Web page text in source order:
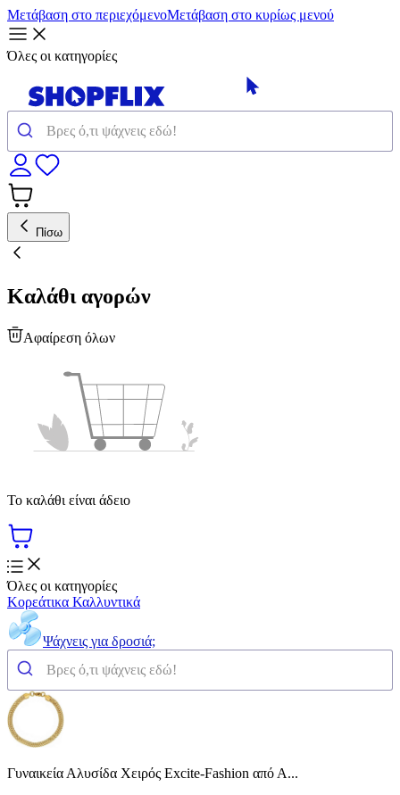
Μετάβαση στο περιεχόμενοΜετάβαση στο κυρίως μενού
Όλες οι κατηγορίες
Πίσω
Καλάθι αγορών
Αφαίρεση όλων
Το καλάθι είναι άδειο
Όλες οι κατηγορίες
Κορεάτικα Καλλυντικά
Ψάχνεις για δροσιά;
Γυναικεία Αλυσίδα Χειρός Excite-Fashion από Α...